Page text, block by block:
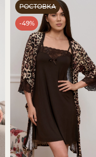
РОСТОВКА
-49%